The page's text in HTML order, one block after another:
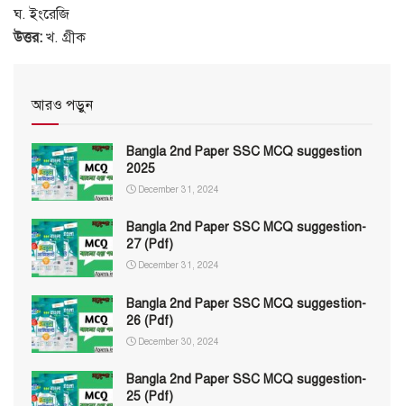
ঘ. ইংরেজি
উত্তর: খ. গ্রীক
আরও পড়ুন
Bangla 2nd Paper SSC MCQ suggestion
2025
December 31, 2024
Bangla 2nd Paper SSC MCQ suggestion-
27 (Pdf)
December 31, 2024
Bangla 2nd Paper SSC MCQ suggestion-
26 (Pdf)
December 30, 2024
Bangla 2nd Paper SSC MCQ suggestion-
25 (Pdf)